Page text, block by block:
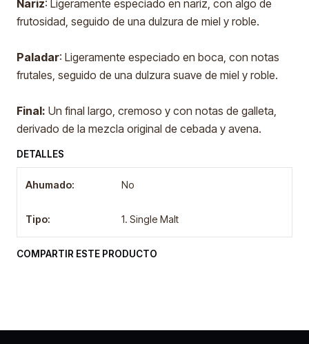
Nariz: Ligeramente especiado en nariz, con algo de
frutosidad, seguido de una dulzura de miel y roble.
Paladar: Ligeramente especiado en boca, con notas
frutales, seguido de una dulzura suave de miel y roble.
Final: Un final largo, cremoso y con notas de galleta,
derivado de la mezcla original de cebada y avena.
DETALLES
Ahumado: No
Tipo: 1. Single Malt
COMPARTIR ESTE PRODUCTO